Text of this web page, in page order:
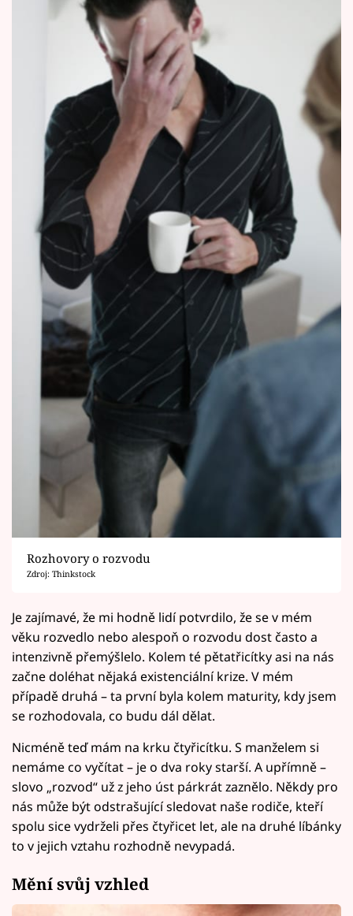
Rozhovory o rozvodu
Zdroj: Thinkstock
Je zajímavé, že mi hodně lidí potvrdilo, že se v mém
věku rozvedlo nebo alespoň o rozvodu dost často a
intenzivně přemýšlelo. Kolem té pětatřicítky asi na nás
začne doléhat nějaká existenciální krize. V mém
případě druhá – ta první byla kolem maturity, kdy jsem
se rozhodovala, co budu dál dělat.
Nicméně teď mám na krku čtyřicítku. S manželem si
nemáme co vyčítat – je o dva roky starší. A upřímně –
slovo „rozvod“ už z jeho úst párkrát zaznělo. Někdy pro
nás může být odstrašující sledovat naše rodiče, kteří
spolu sice vydrželi přes čtyřicet let, ale na druhé líbánky
to v jejich vztahu rozhodně nevypadá.
Mění svůj vzhled